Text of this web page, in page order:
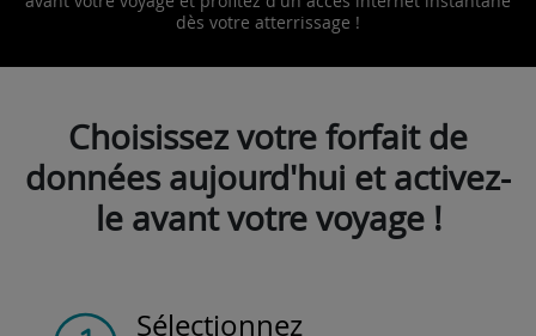
dès votre atterrissage !
Choisissez votre forfait de
données aujourd'hui et activez-
le avant votre voyage !
Sélectionnez